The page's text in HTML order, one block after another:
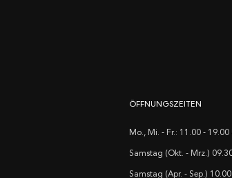
ÖFFNUNGSZEITEN
Mo., Mi. - Fr.: 11.00 - 19.00
Samstag (Okt. - Mrz.)
Samstag (Apr. - Sep.)